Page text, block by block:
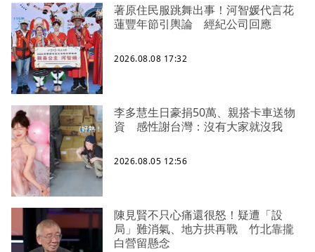
著原住民服跳舞出事！河智媛代言花
蓮豐年節引輿論 經紀公司回應
2026.08.08 17:32
李多慧生日豪捐50萬、親搭卡車送物
資 感性謝台灣：沒有大家就沒我
2026.08.05 12:56
陳見賢不只心痛還很怒！疑遭「設
局」難消氣、地方拱再戰 竹北靠攏
白營留懸念